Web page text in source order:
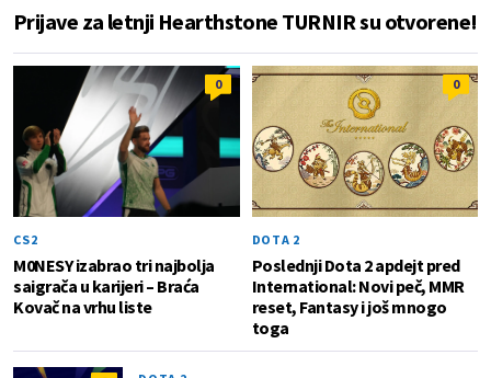
Prijave za letnji Hearthstone TURNIR su otvorene!
0
CS2
M0NESY izabrao tri najbolja
saigrača u karijeri – Braća
Kovač na vrhu liste
0
DOTA 2
Poslednji Dota 2 apdejt pred
International: Novi peč, MMR
reset, Fantasy i još mnogo
toga